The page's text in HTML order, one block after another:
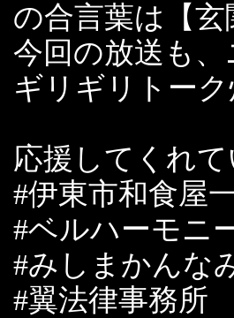
の合言葉は【
今回の放送も
ギリギリトー
応援してくれ
#伊東市和食屋
#ベルハーモニ
#みしまかんな
#翼法律事務所